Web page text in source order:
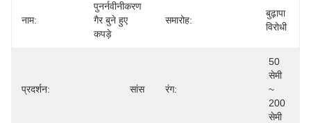
नाम:
पुनर्नवीनीकरण
गैर बुने हुए
कपड़े
समारोह:
बुढ़ापा
विरोधी
प्रदर्शन: सांस रंग:
50
सेमी
~
200
सेमी